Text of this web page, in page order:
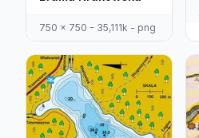
750 x 750 - 35,111k - png